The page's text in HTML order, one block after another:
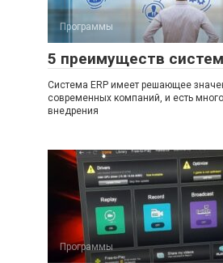
Программы
5 преимуществ
Система ERP имеет решающее
современных компаний, и есть
внедрения
Программы